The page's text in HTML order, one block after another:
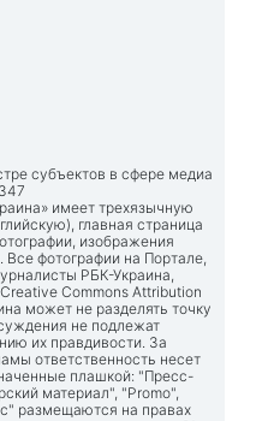
субъектов в сфере медиа
имеет трехязычную
главная страница
изображения
фотографии на Портале,
РБК-Украина,
Commons Attribution
может не разделять точку
не подлежат
их правдивости. За
ответственность несет
плашкой: "Пресс-
материал", "Promo",
размещаются на правах